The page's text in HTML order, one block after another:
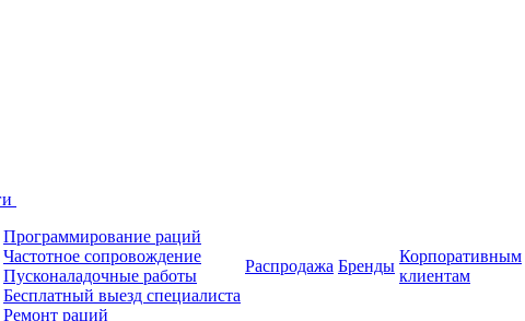
Программирование раций
Частотное сопровождение
Пусконаладочные работы
Бесплатный выезд специалиста
Ремонт раций
Распродажа Бренды
Корпоративным
клиентам